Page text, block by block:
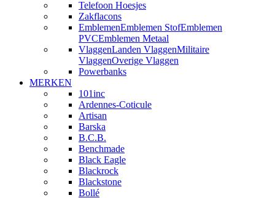
Telefoon Hoesjes
Zakflacons
EmblemenEmblemen StofEmblemen
PVCEmblemen Metaal
VlaggenLanden VlaggenMilitaire
VlaggenOverige Vlaggen
Powerbanks
MERKEN
101inc
Ardennes-Coticule
Artisan
Barska
B.C.B.
Benchmade
Black Eagle
Blackrock
Blackstone
Bollé